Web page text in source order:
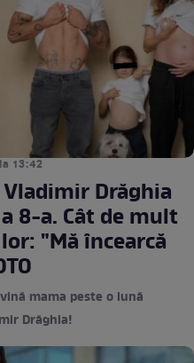
13:42
Drăghia
8-a. Cât de mult
"Mă încearcă
mama peste o lună
Drăghia!